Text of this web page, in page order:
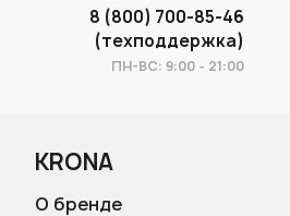
8 (800) 700-85-46
(техподдержка)
ПН-ВС: 9:00 - 21:00
KRONA
О бренде